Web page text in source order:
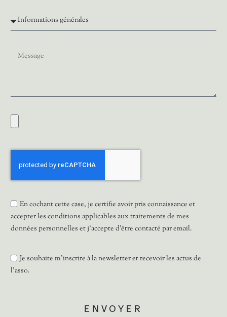
En cochant cette case, je certifie avoir pris connaissance et
accepter les conditions applicables aux traitements de mes
données personnelles et j'accepte d'être contacté par email.
Je souhaite m'inscrire à la newsletter et recevoir les actus de
l'asso.
ENVOYER